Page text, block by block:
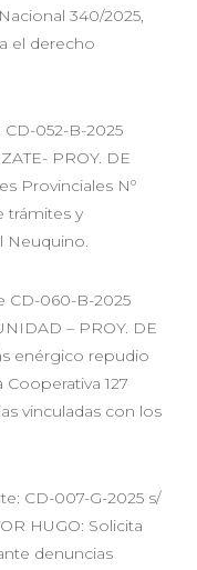
340/2025,
el derecho
052-B-2025
PROY. DE
Provinciales Nº
trámites y
Neuquino.
CD-060-B-2025
– PROY. DE
enérgico repudio
127
vinculadas con los
CD-007-G-2025 s/
HUGO: Solicita
denuncias